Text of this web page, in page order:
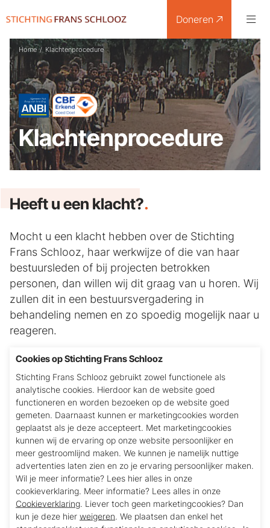
Doneren
Home / Klachtenprocedure
Klachtenprocedure
Heeft u een klacht?.
Mocht u een klacht hebben over de Stichting
Frans Schlooz, haar werkwijze of die van haar
bestuursleden of bij projecten betrokken
personen, dan willen wij dit graag van u horen. Wij
zullen dit in een bestuursvergadering in
behandeling nemen en zo spoedig mogelijk naar u
reageren.
U kunt de klacht richten aan:Stichting Frans
Schlooz Julianasingel 42 5802AW Venray
Of per mail:info@stichtingpaterschlooz.nl
Mocht deze klachtafhandeling voor u niet het
gewenste resultaat opleveren dan kunt u deze
klacht schriftelijk indienen bij het CBF. Het CBF
legt de klacht voor aan de desbetreffende
instelling, conform de klachtenprocedure van het
CBF. Voor meer informatiewww.cbf.nl
Cookies op Stichting Frans Schlooz
Stichting Frans Schlooz gebruikt zowel functionele als
analytische cookies. Hierdoor kan de website goed
functioneren en worden bezoeken op de website goed
gemeten. Daarnaast kunnen er marketingcookies worden
geplaatst als je deze accepteert. Met marketingcookies
kunnen wij de ervaring op onze website persoonlijker en
meer gestroomlijnd maken. We kunnen je namelijk nuttige
advertenties laten zien en zo je ervaring persoonlijker maken.
Wil je meer informatie? Lees hier alles in onze
cookieverklaring. Meer informatie? Lees alles in onze
Cookieverklaring . Liever toch geen marketingcookies? Dan
kun je deze hier weigeren . We plaatsen dan enkel het